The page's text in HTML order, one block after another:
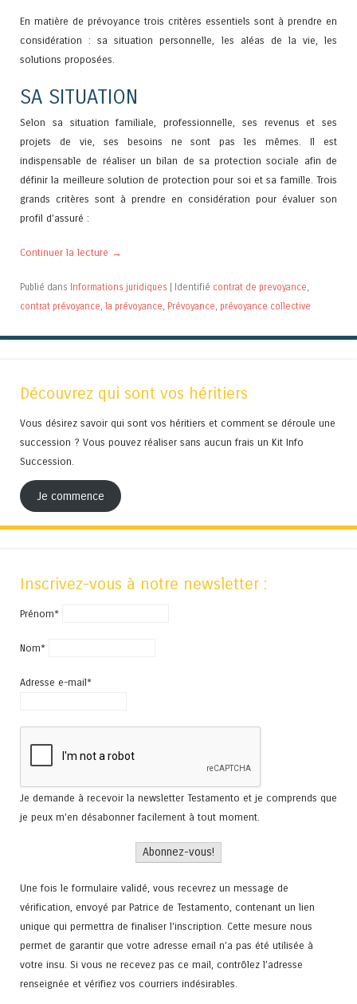
En matière de prévoyance trois critères essentiels sont à prendre en
considération : sa situation personnelle, les aléas de la vie, les
solutions proposées.
SA SITUATION
Selon sa situation familiale, professionnelle, ses revenus et ses
projets de vie, ses besoins ne sont pas les mêmes. Il est
indispensable de réaliser un bilan de sa protection sociale afin de
définir la meilleure solution de protection pour soi et sa famille. Trois
grands critères sont à prendre en considération pour évaluer son
profil d’assuré :
Continuer la lecture →
Publié dans Informations juridiques Identifié contrat de prevoyance,
contrat prévoyance, la prévoyance, Prévoyance, prévoyance collective
Découvrez qui sont vos héritiers
Vous désirez savoir qui sont vos héritiers et comment se déroule une
succession ? Vous pouvez réaliser sans aucun frais un Kit Info
Succession.
Je commence
Inscrivez-vous à notre newsletter :
Prénom*
Nom*
Adresse e-mail*
Je demande à recevoir la newsletter Testamento et je comprends que
je peux m'en désabonner facilement à tout moment.
Une fois le formulaire validé, vous recevrez un message de
vérification, envoyé par Patrice de Testamento, contenant un lien
unique qui permettra de finaliser l'inscription. Cette mesure nous
permet de garantir que votre adresse email n’a pas été utilisée à
votre insu. Si vous ne recevez pas ce mail, contrôlez l’adresse
renseignée et vérifiez vos courriers indésirables.